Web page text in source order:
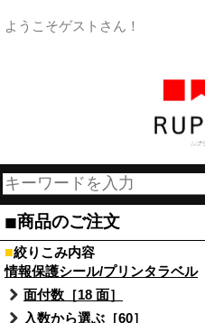
ようこそゲストさん！
■商品のご注文
■絞りこみ内容
情報保護シール/プリンタラベル
面付数［18 面］
入数から選ぶ［60］